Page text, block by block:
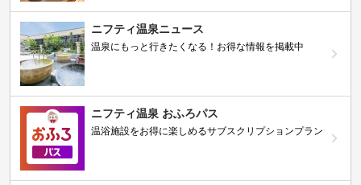
ニフティ温泉ニュース
温泉にもっと行きたくなる！お得な情報を掲載中
ニフティ温泉 おふろパス
温浴施設をお得に楽しめるサブスクリプションプラン